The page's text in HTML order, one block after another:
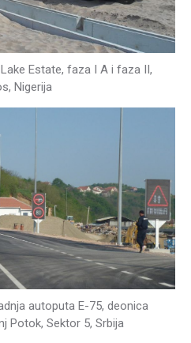
Estate, faza I A i faza II,
Nigerija
autoputa E-75, deonica
Potok, Sektor 5, Srbija